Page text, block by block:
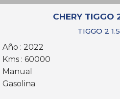
CHERY TIGGO
TIGGO 2 1.5
Año : 2022
Kms : 60000
Manual
Gasolina